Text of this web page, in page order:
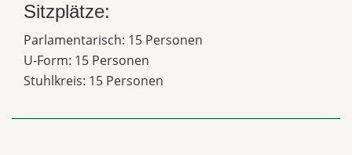
Sitzplätze:
Parlamentarisch: 15 Personen
U-Form: 15 Personen
Stuhlkreis: 15 Personen